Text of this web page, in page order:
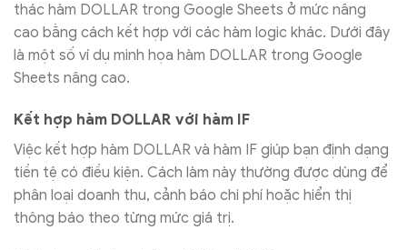
thác hàm DOLLAR trong Google Sheets ở mức nâng
cao bằng cách kết hợp với các hàm logic khác. Dưới đây
là một số ví dụ minh họa hàm DOLLAR trong Google
Sheets nâng cao.
Kết hợp hàm DOLLAR với hàm IF
Việc kết hợp hàm DOLLAR và hàm IF giúp bạn định dạng
tiền tệ có điều kiện. Cách làm này thường được dùng để
phân loại doanh thu, cảnh báo chi phí hoặc hiển thị
thông báo theo từng mức giá trị.